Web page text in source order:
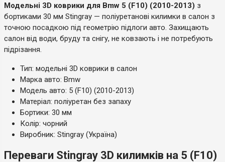
Модельні 3D коврики для Bmw 5 (F10) (2010-2013) з
бортиками 30 мм Stingray — поліуретанові килимки в салон з
точною посадкою під геометрію підлоги авто. Захищають
салон від води, бруду та снігу, не ковзають і не потребують
підрізання.
Тип: модельні 3D коврики в салон
Марка авто: Bmw
Модель авто: 5 (F10) (2010-2013)
Матеріал: поліуретан без запаху
Бортики: 30 мм
Колір: чорний
Виробник: Stingray (Україна)
Переваги Stingray 3D килимків на 5 (F10)